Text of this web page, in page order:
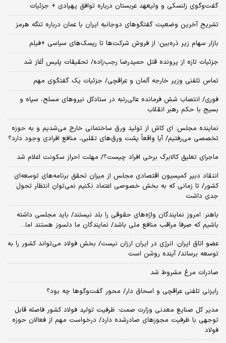
گفت‌وگوی زلنسکی و ولیعهد عربستان درباره توافق پهپادی + جزئیات
تشریح آخرین وضعیت گفتگوهای دوجانبه ایران با عمان درباره تنگه هرمز
بازار سهام زیر ذره‌بین؛ از فروش شرکت‌ها تا ریسک‌های سیاسی +فیلم
جزئیات تازه از پرونده قتل حمیدرضا رجب‌زاده/ تحقیقات پلیس آغاز شد
تماس تلفنی وزیر خارجه آلمان و عراقچی/ جزئیات یک گفتگوی مهم
فوری/ انتصاب شش فرمانده عالی‌رتبه در ستادکل نیروهای مسلح، سپاه و
بسیج با حکم رهبر انقلاب
نماینده مجلس: ای‌ کاش از تولید ورق ساختمانی خارج می‌شدیم و به حوزه
تخصصی می‌رفتیم/ آیا واقعاً پشت ورق‌های تقلبی، منافع افرادی وجود دارد؟
ماجرای تعلیق کالابرگ برخی افراد چیست؟/ مهلت احراز سکونت اعلام شد
انتقاد دبیر کمیسیون اقتصادی مجلس از میزان تحقق برنامه‌های توسعه‌ای
کشور/ تا زمانی که به بخش خصوصی اعتماد نکنیم نمی‌توان انتظار تحول
جدی داشت
باهنر: امروز نمایندگان واژه‌های حقوقی را بلد نیستند/ باید مجلسی داشته
باشیم که صرفا مراقب منافع ملی باشد/ نمایندگان ما دلسوز هستند اما...
عضو اتاق ایران: انرژی در ایران ارزان نیست/ بخش فولاد می‌تواند کشور را به
توسعه برساند/ آینده روشن است
صادرات مرغ مشروط شد
رایزنی تلفنی عراقچی و اسحاق دار/ محور گفت‌وگوها چه بود؟
مدیر کل صنایع معدنی وزارت صمت: ظرفیت تولید فولاد کشور فاصله قابل‌
توجهی با ظرفیت مجوزهای صادرشده دارد/ درخواست مهم از فعالان حوزه
فولاد